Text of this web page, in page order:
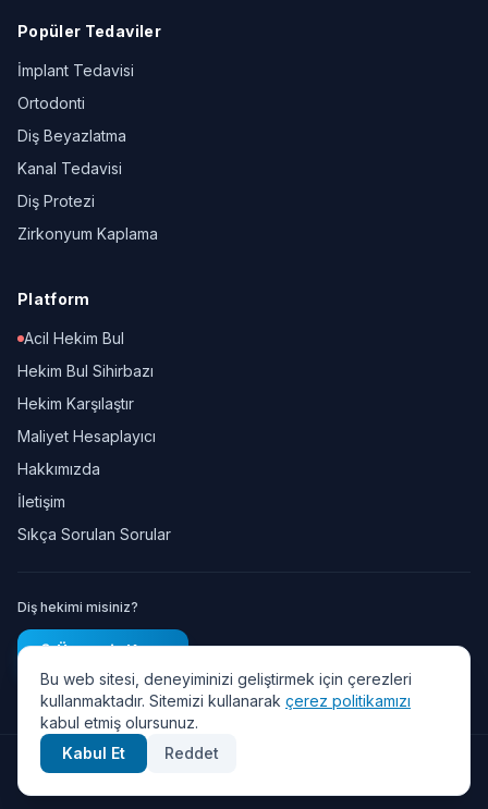
Popüler Tedaviler
İmplant Tedavisi
Ortodonti
Diş Beyazlatma
Kanal Tedavisi
Diş Protezi
Zirkonyum Kaplama
Platform
Acil Hekim Bul
Hekim Bul Sihirbazı
Hekim Karşılaştır
Maliyet Hesaplayıcı
Hakkımızda
İletişim
Sıkça Sorulan Sorular
Diş hekimi misiniz?
Ücretsiz Kayıt
© 2026 Diş Randevu — Tüm hakları saklıdır.
Bu web sitesi, deneyiminizi geliştirmek için çerezleri
kullanmaktadır. Sitemizi kullanarak çerez politikamızı
kabul etmiş olursunuz.
Kabul Et
Reddet